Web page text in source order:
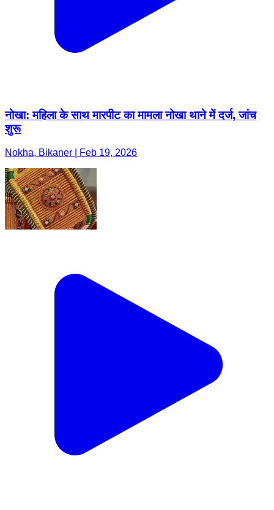
नोखा: महिला के साथ मारपीट का मामला नोखा थाने में दर्ज, जांच
शुरू
Nokha, Bikaner | Feb 19, 2026